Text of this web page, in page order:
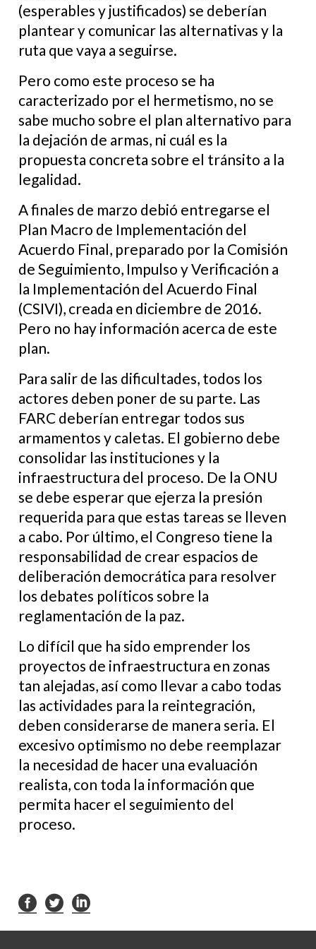
(esperables y justificados) se deberían
plantear y comunicar las alternativas y la
ruta que vaya a seguirse.
Pero como este proceso se ha
caracterizado por el hermetismo, no se
sabe mucho sobre el plan alternativo para
la dejación de armas, ni cuál es la
propuesta concreta sobre el tránsito a la
legalidad.
A finales de marzo debió entregarse el
Plan Macro de Implementación del
Acuerdo Final, preparado por la Comisión
de Seguimiento, Impulso y Verificación a
la Implementación del Acuerdo Final
(CSIVI), creada en diciembre de 2016.
Pero no hay información acerca de este
plan.
Para salir de las dificultades, todos los
actores deben poner de su parte. Las
FARC deberían entregar todos sus
armamentos y caletas. El gobierno debe
consolidar las instituciones y la
infraestructura del proceso. De la ONU
se debe esperar que ejerza la presión
requerida para que estas tareas se lleven
a cabo. Por último, el Congreso tiene la
responsabilidad de crear espacios de
deliberación democrática para resolver
los debates políticos sobre la
reglamentación de la paz.
Lo difícil que ha sido emprender los
proyectos de infraestructura en zonas
tan alejadas, así como llevar a cabo todas
las actividades para la reintegración,
deben considerarse de manera seria. El
excesivo optimismo no debe reemplazar
la necesidad de hacer una evaluación
realista, con toda la información que
permita hacer el seguimiento del
proceso.